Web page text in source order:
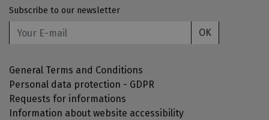
Subscribe to our newsletter
OK
General Terms and Conditions
Personal data protection - GDPR
Requests for informations
Information about website accessibility